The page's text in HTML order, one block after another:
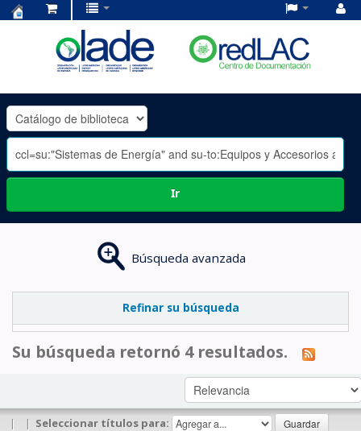
OLADE
-
Ir
Búsqueda avanzada
Refinar su búsqueda
Su búsqueda retornó 4 resultados.
| | Seleccionar títulos para: